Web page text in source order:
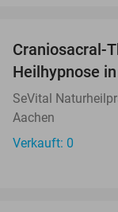
TODAY
Craniosacral-
Heilhypnose
SeVital
Aachen
Verkauft: 0